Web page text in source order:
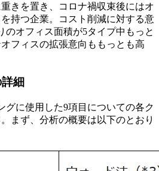
きを置き、コロナ禍収束後にはオ
持つ企業。コスト削減に対する意
のオフィス面積が5タイプ中もっと
フィスの拡張意向ももっとも高
細
グに使用した9項目についての各ク
まず、分析の概要は以下のとおり